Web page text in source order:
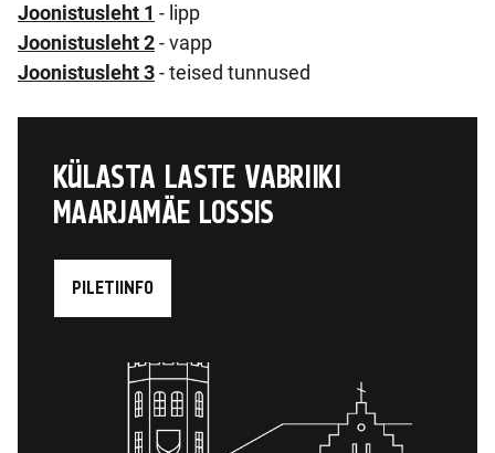
Joonistusleht 1 - lipp
Joonistusleht 2- vapp
Joonistusleht 3- teised tunnused
KÜLASTA LASTE VABRIIKI
MAARJAMÄE LOSSIS
PILETIINFO